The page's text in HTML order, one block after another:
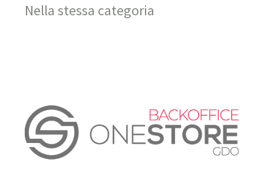
Nella stessa categoria